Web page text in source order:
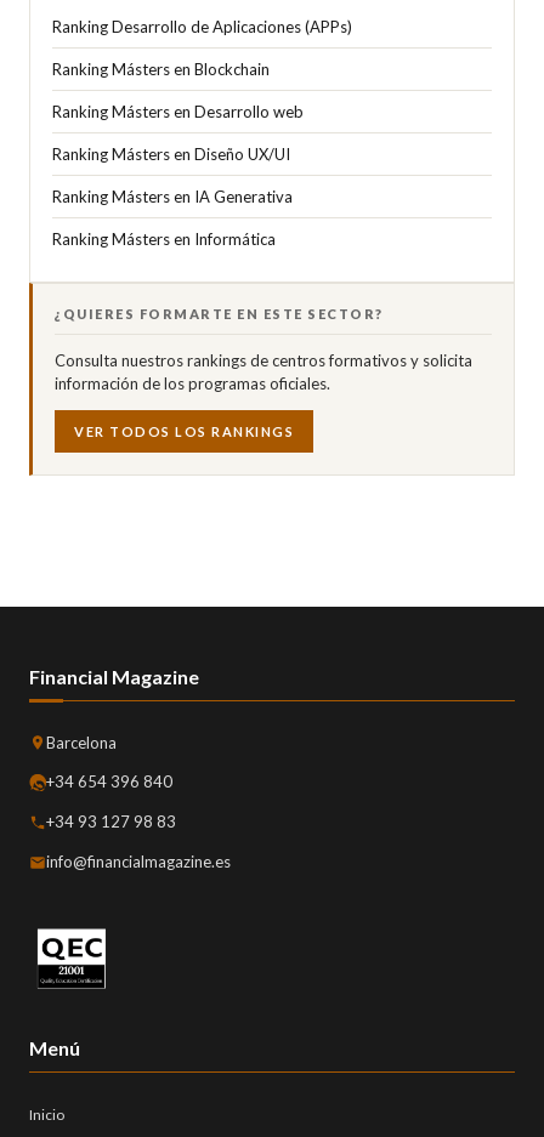
Ranking Desarrollo de Aplicaciones (APPs)
Ranking Másters en Blockchain
Ranking Másters en Desarrollo web
Ranking Másters en Diseño UX/UI
Ranking Másters en IA Generativa
Ranking Másters en Informática
¿QUIERES FORMARTE EN ESTE SECTOR?
Consulta nuestros rankings de centros formativos y solicita
información de los programas oficiales.
VER TODOS LOS RANKINGS
Financial Magazine
Barcelona
+34 654 396 840
+34 93 127 98 83
info@financialmagazine.es
Menú
Inicio